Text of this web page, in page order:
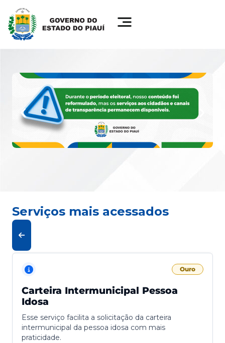
Serviços mais acessados
Ouro
Carteira Intermunicipal Pessoa
Idosa
Esse serviço facilita a solicitação da carteira
intermunicipal da pessoa idosa com mais
praticidade.